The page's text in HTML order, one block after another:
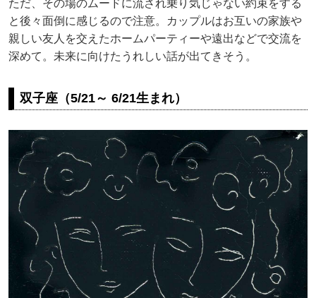
ただ、その場のムードに流され乗り気じゃない約束をする
と後々面倒に感じるので注意。カップルはお互いの家族や
親しい友人を交えたホームパーティーや遠出などで交流を
深めて。未来に向けたうれしい話が出てきそう。
双子座（5/21～ 6/21生まれ）